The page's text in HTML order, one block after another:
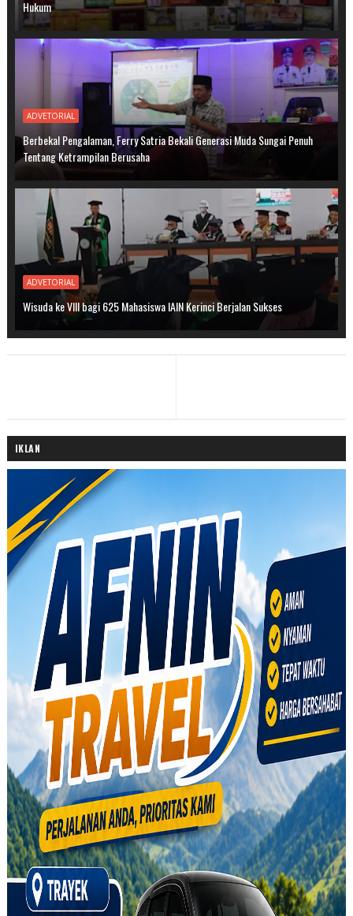
Hukum
ADVETORIAL
Berbekal Pengalaman, Ferry Satria Bekali Generasi Muda Sungai Penuh
Tentang Ketrampilan Berusaha
ADVETORIAL
Wisuda ke VIII bagi 625 Mahasiswa IAIN Kerinci Berjalan Sukses
IKLAN